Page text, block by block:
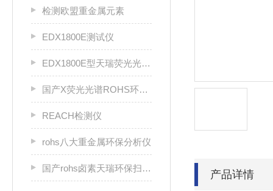
检测欧盟重金属元素
EDX1800E测试仪
EDX1800E型天瑞荧光光谱分析仪
国产X荧光光谱ROHS环保分析仪
REACH检测仪
rohs八大重金属环保分析仪
国产rohs卤素天瑞环保扫描仪
产品详情